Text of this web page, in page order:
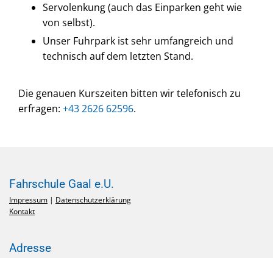
Servolenkung (auch das Einparken geht wie
von selbst).
Unser Fuhrpark ist sehr umfangreich und
technisch auf dem letzten Stand.
Die genauen Kurszeiten bitten wir telefonisch zu
erfragen: +43 2626 62596.
Fahrschule Gaal e.U.
Impressum | Datenschutzerklärung
Kontakt
Adresse